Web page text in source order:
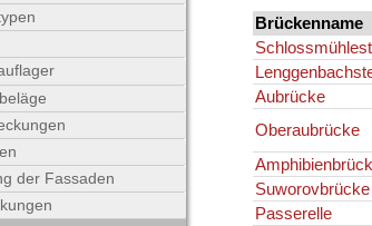
Brückenname
Aubrücke
Oberaubrücke
Suworovbrücke
Passerelle
der Fassaden